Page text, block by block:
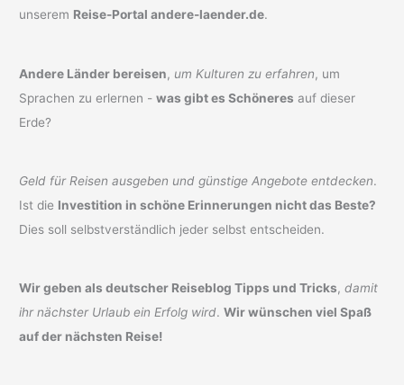
unserem Reise-Portal andere-laender.de.
Andere Länder bereisen, um Kulturen zu erfahren, um
Sprachen zu erlernen -was gibt es Schöneres auf dieser
Erde?
Geld für Reisen ausgeben und günstige Angebote entdecken.
Ist die Investition in schöne Erinnerungen nicht das Beste?
Dies soll selbstverständlich jeder selbst entscheiden.
Wir geben als deutscher Reiseblog Tipps und Tricks,damit
ihr nächster Urlaub ein Erfolg wird.Wir wünschen viel Spaß
auf der nächsten Reise!